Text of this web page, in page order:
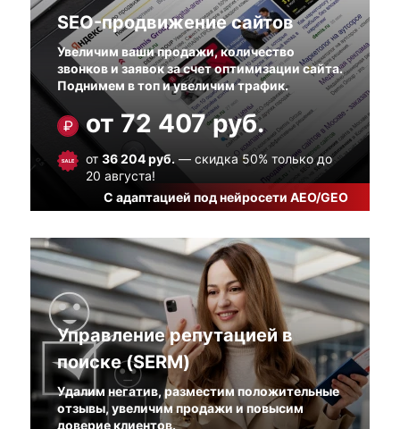
SEO-продвижение сайтов
Увеличим ваши продажи, количество
звонков и заявок за счет оптимизации сайта.
Поднимем в топ и увеличим трафик.
от 72 407руб.
от 36 204руб. — скидка 50% только до
20 августа!
С адаптацией под нейросети AEO/GEO
Управление репутацией в
поиске (SERM)
Удалим негатив, разместим положительные
отзывы, увеличим продажи и повысим
доверие клиентов.